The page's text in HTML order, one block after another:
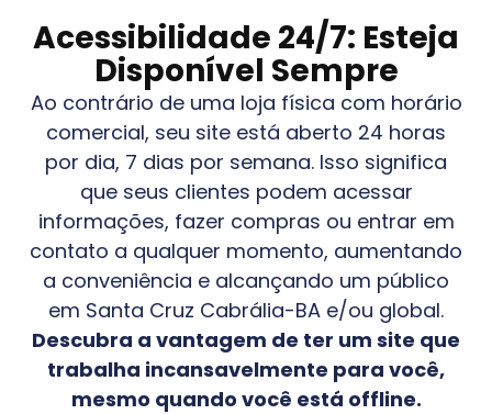
Acessibilidade 24/7: Esteja
Disponível Sempre
Ao contrário de uma loja física com horário
comercial, seu site está aberto 24 horas
por dia, 7 dias por semana. Isso significa
que seus clientes podem acessar
informações, fazer compras ou entrar em
contato a qualquer momento, aumentando
a conveniência e alcançando um público
em Santa Cruz Cabrália-BA e/ou global.
Descubra a vantagem de ter um site que
trabalha incansavelmente para você,
mesmo quando você está offline.